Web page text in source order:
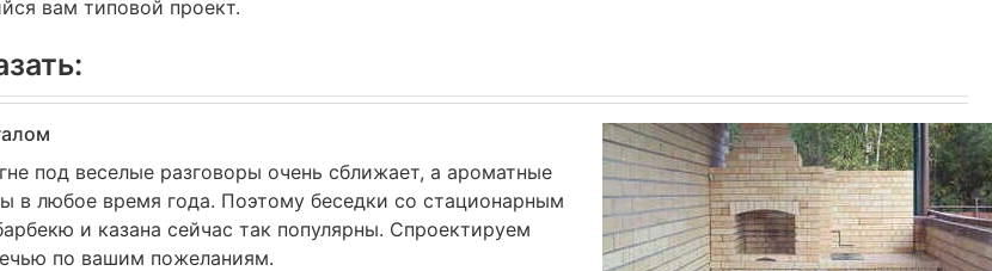
вам типовой проект.
под веселые разговоры очень сближает, а ароматные
в любое время года. Поэтому беседки со стационарным
и казана сейчас так популярны. Спроектируем
по вашим пожеланиям.